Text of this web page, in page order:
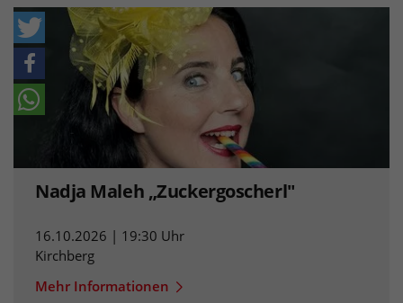
Nadja Maleh „Zuckergoscherl"
16.10.2026 | 19:30 Uhr
Kirchberg
Mehr Informationen